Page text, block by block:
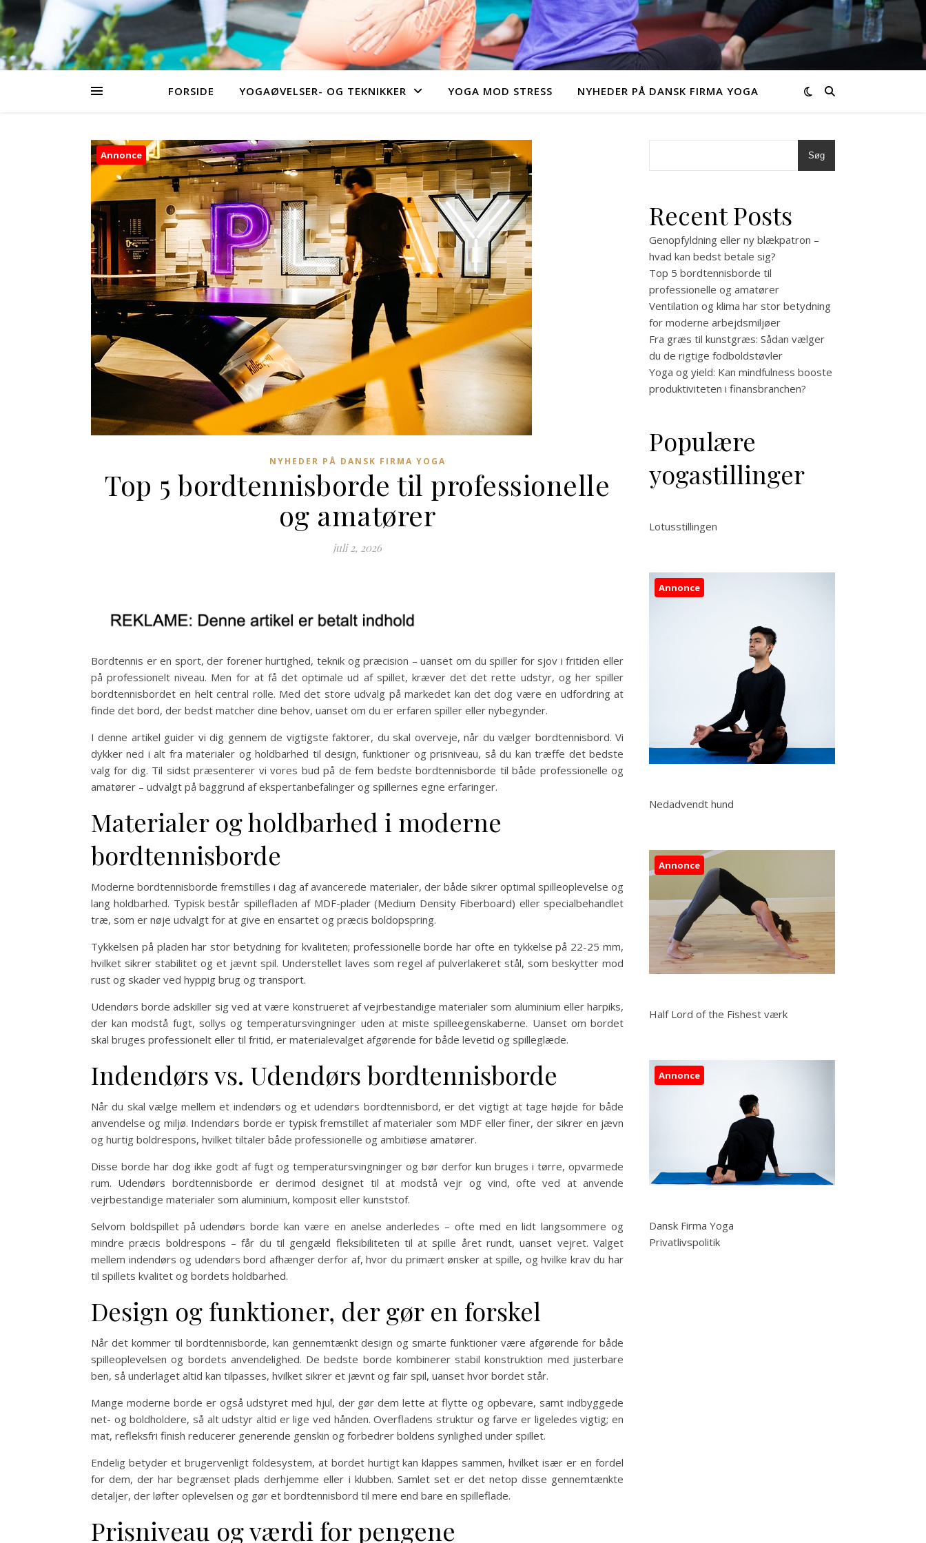
FORSIDE YOGAØVELSER- OG TEKNIKKER YOGA MOD STRESS NYHEDER PÅ DANSK FIRMA YOGA
Annonce
NYHEDER PÅ DANSK FIRMA YOGA
Top 5 bordtennisborde til professionelle
og amatører
juli 2, 2026
Bordtennis er en sport, der forener hurtighed, teknik og præcision – uanset om du spiller for sjov i fritiden eller
på professionelt niveau. Men for at få det optimale ud af spillet, kræver det det rette udstyr, og her spiller
bordtennisbordet en helt central rolle. Med det store udvalg på markedet kan det dog være en udfordring at
finde det bord, der bedst matcher dine behov, uanset om du er erfaren spiller eller nybegynder.
I denne artikel guider vi dig gennem de vigtigste faktorer, du skal overveje, når du vælger bordtennisbord. Vi
dykker ned i alt fra materialer og holdbarhed til design, funktioner og prisniveau, så du kan træffe det bedste
valg for dig. Til sidst præsenterer vi vores bud på de fem bedste bordtennisborde til både professionelle og
amatører – udvalgt på baggrund af ekspertanbefalinger og spillernes egne erfaringer.
Materialer og holdbarhed i moderne
bordtennisborde
Moderne bordtennisborde fremstilles i dag af avancerede materialer, der både sikrer optimal spilleoplevelse og
lang holdbarhed. Typisk består spillefladen af MDF-plader (Medium Density Fiberboard) eller specialbehandlet
træ, som er nøje udvalgt for at give en ensartet og præcis boldopspring.
Tykkelsen på pladen har stor betydning for kvaliteten; professionelle borde har ofte en tykkelse på 22-25 mm,
hvilket sikrer stabilitet og et jævnt spil. Understellet laves som regel af pulverlakeret stål, som beskytter mod
rust og skader ved hyppig brug og transport.
Udendørs borde adskiller sig ved at være konstrueret af vejrbestandige materialer som aluminium eller harpiks,
der kan modstå fugt, sollys og temperatursvingninger uden at miste spilleegenskaberne. Uanset om bordet
skal bruges professionelt eller til fritid, er materialevalget afgørende for både levetid og spilleglæde.
Indendørs vs. Udendørs bordtennisborde
Når du skal vælge mellem et indendørs og et udendørs bordtennisbord, er det vigtigt at tage højde for både
anvendelse og miljø. Indendørs borde er typisk fremstillet af materialer som MDF eller finer, der sikrer en jævn
og hurtig boldrespons, hvilket tiltaler både professionelle og ambitiøse amatører.
Disse borde har dog ikke godt af fugt og temperatursvingninger og bør derfor kun bruges i tørre, opvarmede
rum. Udendørs bordtennisborde er derimod designet til at modstå vejr og vind, ofte ved at anvende
vejrbestandige materialer som aluminium, komposit eller kunststof.
Selvom boldspillet på udendørs borde kan være en anelse anderledes – ofte med en lidt langsommere og
mindre præcis boldrespons – får du til gengæld fleksibiliteten til at spille året rundt, uanset vejret. Valget
mellem indendørs og udendørs bord afhænger derfor af, hvor du primært ønsker at spille, og hvilke krav du har
til spillets kvalitet og bordets holdbarhed.
Design og funktioner, der gør en forskel
Når det kommer til bordtennisborde, kan gennemtænkt design og smarte funktioner være afgørende for både
spilleoplevelsen og bordets anvendelighed. De bedste borde kombinerer stabil konstruktion med justerbare
ben, så underlaget altid kan tilpasses, hvilket sikrer et jævnt og fair spil, uanset hvor bordet står.
Mange moderne borde er også udstyret med hjul, der gør dem lette at flytte og opbevare, samt indbyggede
net- og boldholdere, så alt udstyr altid er lige ved hånden. Overfladens struktur og farve er ligeledes vigtig; en
mat, refleksfri finish reducerer generende genskin og forbedrer boldens synlighed under spillet.
Endelig betyder et brugervenligt foldesystem, at bordet hurtigt kan klappes sammen, hvilket især er en fordel
for dem, der har begrænset plads derhjemme eller i klubben. Samlet set er det netop disse gennemtænkte
detaljer, der løfter oplevelsen og gør et bordtennisbord til mere end bare en spilleflade.
Prisniveau og værdi for pengene
Søg
Recent Posts
Genopfyldning eller ny blækpatron –
hvad kan bedst betale sig?
Top 5 bordtennisborde til
professionelle og amatører
Ventilation og klima har stor betydning
for moderne arbejdsmiljøer
Fra græs til kunstgræs: Sådan vælger
du de rigtige fodboldstøvler
Yoga og yield: Kan mindfulness booste
produktiviteten i finansbranchen?
Populære
yogastillinger
Lotusstillingen
Annonce
Nedadvendt hund
Annonce
Half Lord of the Fishest værk
Annonce
Dansk Firma Yoga
Privatlivspolitik